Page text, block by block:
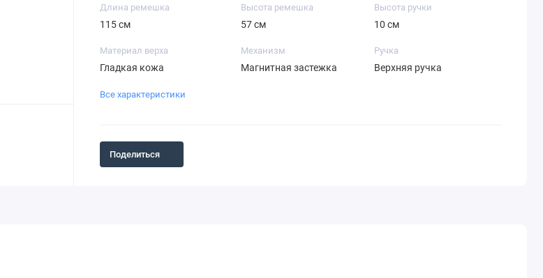
Длина ремешка
115 см
Высота ремешка
57 см
Высота ручки
10 см
Материал верха
Гладкая кожа
Механизм
Магнитная застежка
Ручка
Верхняя ручка
Все характеристики
Поделиться